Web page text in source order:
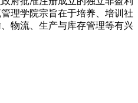
理学院宗旨在于培养、培训社
物流、生产与库存管理等有兴